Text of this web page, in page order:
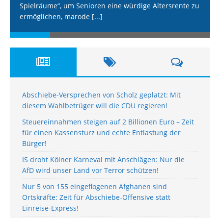
Spielräume“, um Senioren eine würdige Altersrente zu
ermöglichen, marode [...]
Abschiebe-Versprechen von Scholz geplatzt: Mit
diesem Wahlbetrüger will die CDU regieren!
Steuereinnahmen steigen auf 2 Billionen Euro – Zeit
für einen Kassensturz und echte Entlastung der
Bürger!
IS droht Kölner Karneval mit Anschlägen: Nur die
AfD wird unser Land vor Terror schützen!
Nur 5 von 155 eingeflogenen Afghanen sind
Ortskräfte: Zeit für Abschiebe-Offensive statt
Einreise-Express!